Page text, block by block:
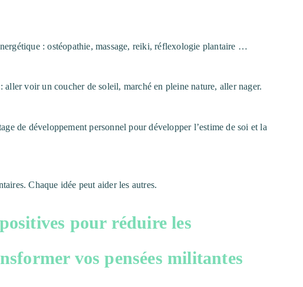
: ostéopathie, massage, reiki, réflexologie plantaire …
voir un coucher de soleil, marché en pleine nature, aller nager.
de développement personnel pour développer l’estime de soi et la
Chaque idée peut aider les autres.
pour réduire les
vos pensées militantes